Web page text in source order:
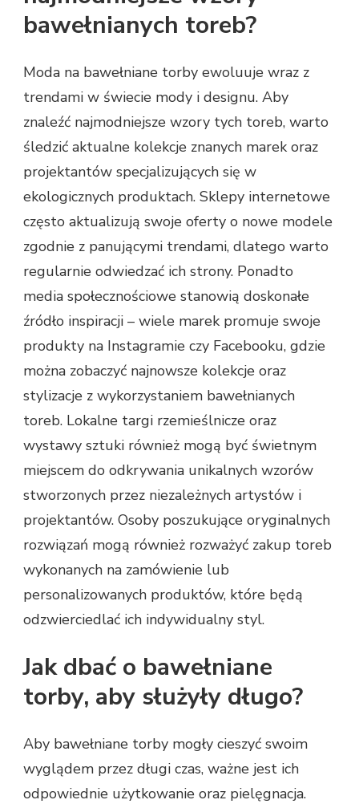
bawełnianych toreb?
Moda na bawełniane torby ewoluuje wraz z
trendami w świecie mody i designu. Aby
znaleźć najmodniejsze wzory tych toreb, warto
śledzić aktualne kolekcje znanych marek oraz
projektantów specjalizujących się w
ekologicznych produktach. Sklepy internetowe
często aktualizują swoje oferty o nowe modele
zgodnie z panującymi trendami, dlatego warto
regularnie odwiedzać ich strony. Ponadto
media społecznościowe stanowią doskonałe
źródło inspiracji – wiele marek promuje swoje
produkty na Instagramie czy Facebooku, gdzie
można zobaczyć najnowsze kolekcje oraz
stylizacje z wykorzystaniem bawełnianych
toreb. Lokalne targi rzemieślnicze oraz
wystawy sztuki również mogą być świetnym
miejscem do odkrywania unikalnych wzorów
stworzonych przez niezależnych artystów i
projektantów. Osoby poszukujące oryginalnych
rozwiązań mogą również rozważyć zakup toreb
wykonanych na zamówienie lub
personalizowanych produktów, które będą
odzwierciedlać ich indywidualny styl.
Jak dbać o bawełniane
torby, aby służyły długo?
Aby bawełniane torby mogły cieszyć swoim
wyglądem przez długi czas, ważne jest ich
odpowiednie użytkowanie oraz pielęgnacja.